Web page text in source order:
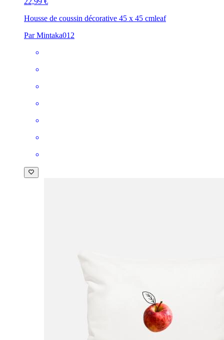
Housse de coussin décorative 45 x 45 cmleaf
Par Mintaka012